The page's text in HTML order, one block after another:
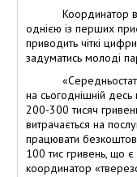
Координатор
однією із перших
приводить чіткі
задуматись молоді
на сьогоднішній
200-300 тисяч
витрачається на
працювати
100 тис гривень, що є
координатор